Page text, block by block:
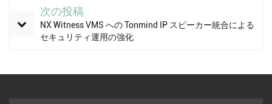
次の投稿
NX Witness VMS への Tonmind IP スピーカー統合による
セキュリティ運用の強化